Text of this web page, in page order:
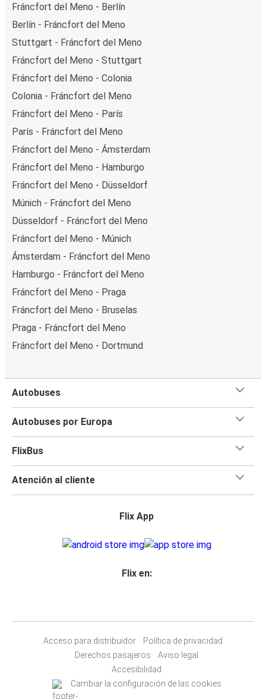
Fráncfort del Meno - Berlín
Berlín - Fráncfort del Meno
Stuttgart - Fráncfort del Meno
Fráncfort del Meno - Stuttgart
Fráncfort del Meno - Colonia
Colonia - Fráncfort del Meno
Fráncfort del Meno - París
París - Fráncfort del Meno
Fráncfort del Meno - Ámsterdam
Fráncfort del Meno - Hamburgo
Fráncfort del Meno - Düsseldorf
Múnich - Fráncfort del Meno
Düsseldorf - Fráncfort del Meno
Fráncfort del Meno - Múnich
Ámsterdam - Fráncfort del Meno
Hamburgo - Fráncfort del Meno
Fráncfort del Meno - Praga
Fráncfort del Meno - Bruselas
Praga - Fráncfort del Meno
Fráncfort del Meno - Dortmund
Autobuses
Autobuses por Europa
FlixBus
Atención al cliente
Flix App
Flix en:
Acceso para distribuidor
Política de privacidad
Derechos pasajeros
Aviso legal
Accesibilidad
Cambiar la configuración de las cookies